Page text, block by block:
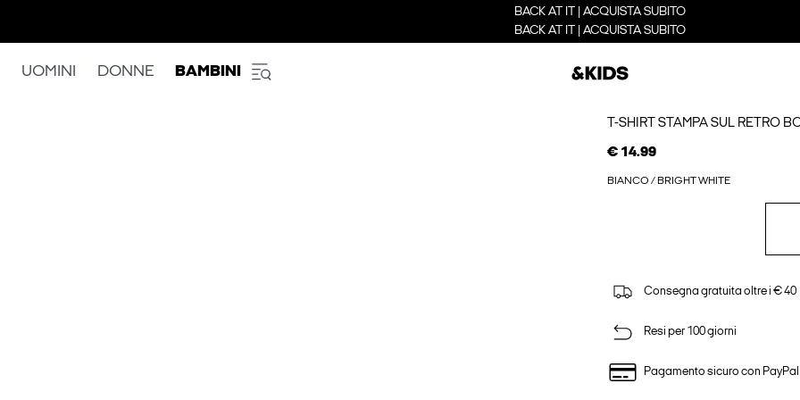
BACK AT IT | ACQUISTA SUBITO
BACK AT IT | ACQUISTA SUBITO
UOMINI DONNE BAMBINI
T-SHIRT STAMPA SUL RETRO
€ 14.99
BIANCO / BRIGHT WHITE
Consegna gratuita oltre i € 40
Resi per 100 giorni
Pagamento sicuro con PayPal